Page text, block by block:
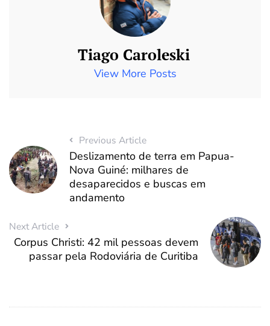
Tiago Caroleski
View More Posts
Previous Article
Deslizamento de terra em Papua-
Nova Guiné: milhares de
desaparecidos e buscas em
andamento
Next Article
Corpus Christi: 42 mil pessoas devem
passar pela Rodoviária de Curitiba